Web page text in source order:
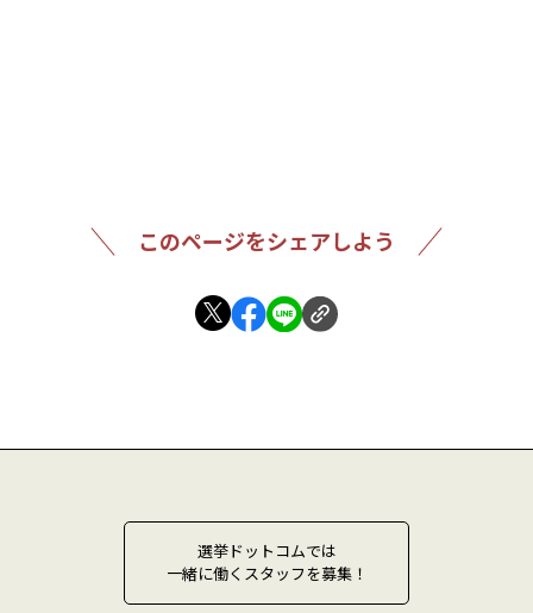
このページをシェアしよう
選挙ドットコムでは
一緒に働くスタッフを募集！